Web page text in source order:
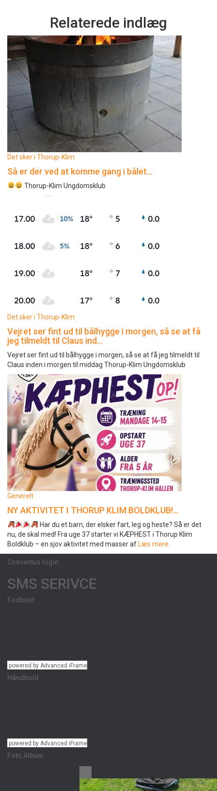
Relaterede indlæg
Det sker i Thorup-Klim
Så er der ved at komme gang i bålet…
Thorup-Klim Ungdomsklub
Det sker i Thorup-Klim
Vejret ser fint ud til bålhygge i morgen, så se at få
jeg tilmeldt til Claus ind…
Vejret ser fint ud til bålhygge i morgen, så se at få jeg tilmeldt til
Claus inden i morgen til middag Thorup-Klim Ungdomsklub
Generelt
NY AKTIVITET I THORUP KLIM BOLDKLUB!…
Har du et barn, der elsker fart, leg og heste? Så er det
nu, de skal med! Fra uge 37 starter vi KÆPHEST i Thorup Klim
Boldklub – en sjov aktivitet med masser af Læs mere
Conventus login
SMS SERIVCE
Fodbold
powered by Advanced iFrame
Håndbold
powered by Advanced iFrame
Foto Album